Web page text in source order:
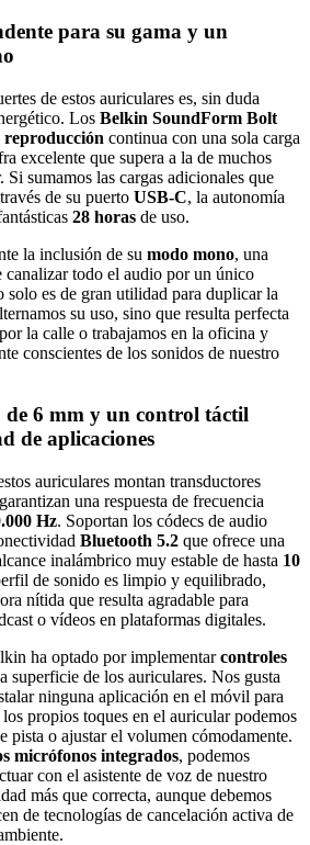
para su gama y un
de estos auriculares es, sin duda
Los Belkin SoundForm Bolt
reproducción continua con una sola carga
excelente que supera a la de muchos
sumamos las cargas adicionales que
de su puerto USB-C, la autonomía
28 horas de uso.
la inclusión de su modo mono, una
canalizar todo el audio por un único
solo es de gran utilidad para duplicar la
su uso, sino que resulta perfecta
la calle o trabajamos en la oficina y
conscientes de los sonidos de nuestro
6 mm y un control táctil
de aplicaciones
auriculares montan transductores
una respuesta de frecuencia
Hz. Soportan los códecs de audio
Bluetooth 5.2 que ofrece una
inalámbrico muy estable de hasta 10
de sonido es limpio y equilibrado,
nítida que resulta agradable para
o vídeos en plataformas digitales.
ha optado por implementarcontroles
superficie de los auriculares. Nos gusta
ninguna aplicación en el móvil para
los propios toques en el auricular podemos
pista o ajustar el volumen cómodamente.
micrófonos integrados, podemos
con el asistente de voz de nuestro
más que correcta, aunque debemos
de tecnologías de cancelación activa de